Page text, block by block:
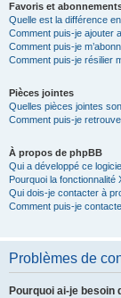
Favoris et
Quelle est la différence
Comment puis-je ajouter
Comment puis-je
Comment puis-je résilier
Pièces jointes
Quelles pièces jointes
Comment puis-je
À propos de phpBB
Qui a développé ce
Pourquoi la fonctionnalité
Qui dois-je contacter à
Comment puis-je
Problèmes de
Pourquoi ai-je besoin